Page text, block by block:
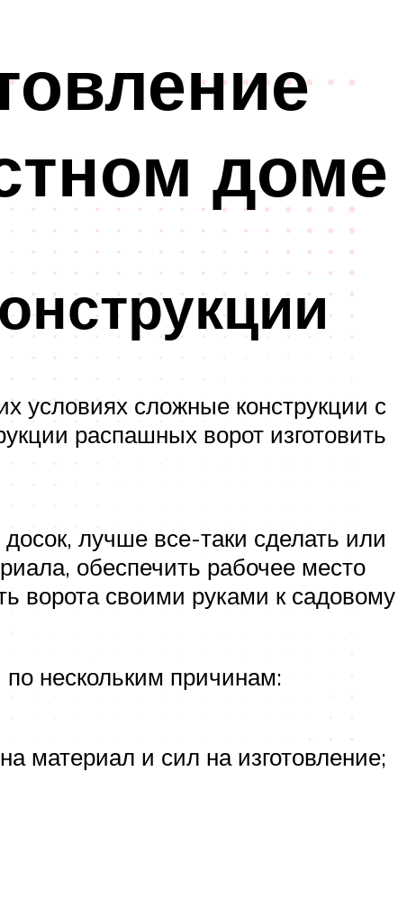
доме
условиях сложные конструкции с
распашных ворот изготовить
лучше все-таки сделать или
обеспечить рабочее место
ворота своими руками к садовому
нескольким причинам:
материал и сил на изготовление;